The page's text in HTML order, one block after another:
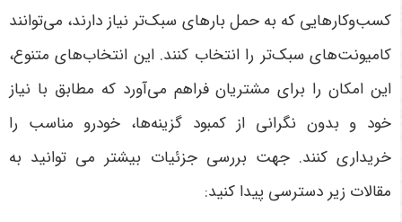
کسب‌وکارهایی که به حمل بارهای سبک‌تر نیاز دارند، می‌توانند
کامیونت‌های سبک‌تر را انتخاب کنند. این انتخاب‌های متنوع،
این امکان را برای مشتریان فراهم می‌آورد که مطابق با نیاز
خود و بدون نگرانی از کمبود گزینه‌ها، خودرو مناسب را
خریداری کنند. جهت بررسی جزئیات بیشتر می توانید به
مقالات زیر دسترسی پیدا کنید: